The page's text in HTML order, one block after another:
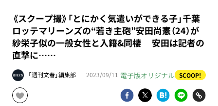
《スクープ撮》「とにかく気遣いができる子」千葉
ロッテマリーンズの“若き主砲”安田尚憲（24）が
紗栄子似の一般女性と入籍&同棲 安田は記者の
直撃に……
「週刊文春」編集部 2023/09/11 電子版オリジナル SCOOP!